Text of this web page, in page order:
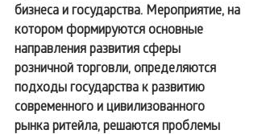
бизнеса и государства. Мероприятие, на
котором формируются основные
направления развития сферы
розничной торговли, определяются
подходы государства к развитию
современного и цивилизованного
рынка ритейла, решаются проблемы